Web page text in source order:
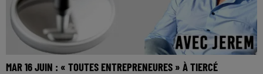
MAR 16 JUIN : « TOUTES ENTREPRENEURES » À TIERCÉ